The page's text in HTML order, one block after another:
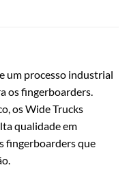
um processo industrial
os fingerboarders.
os Wide Trucks
qualidade em
fingerboarders que